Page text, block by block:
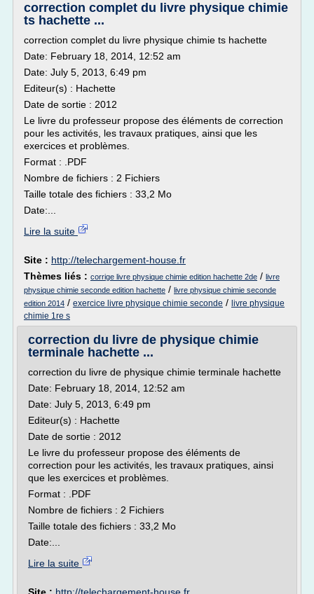
correction complet du livre physique chimie
ts hachette ...
correction complet du livre physique chimie ts hachette
Date: February 18, 2014, 12:52 am
Date: July 5, 2013, 6:49 pm
Editeur(s) : Hachette
Date de sortie : 2012
Le livre du professeur propose des éléments de correction
pour les activités, les travaux pratiques, ainsi que les
exercices et problèmes.
Format : .PDF
Nombre de fichiers : 2 Fichiers
Taille totale des fichiers : 33,2 Mo
Date:...
Lire la suite
Site : http://telechargement-house.fr
Thèmes liés : corrige livre physique chimie edition hachette 2de / livre
physique chimie seconde edition hachette / livre physique chimie seconde
edition 2014 / exercice livre physique chimie seconde / livre physique
chimie 1re s
correction du livre de physique chimie
terminale hachette ...
correction du livre de physique chimie terminale hachette
Date: February 18, 2014, 12:52 am
Date: July 5, 2013, 6:49 pm
Editeur(s) : Hachette
Date de sortie : 2012
Le livre du professeur propose des éléments de
correction pour les activités, les travaux pratiques, ainsi
que les exercices et problèmes.
Format : .PDF
Nombre de fichiers : 2 Fichiers
Taille totale des fichiers : 33,2 Mo
Date:...
Lire la suite